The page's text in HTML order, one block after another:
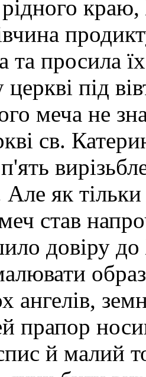
та просила
під
меча не
св.
Але як
меч став
довіру
ангелів,
прапор
й малий